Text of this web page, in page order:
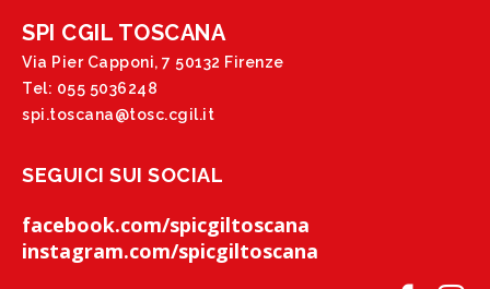
SPI CGIL TOSCANA
Via Pier Capponi, 7 50132 Firenze
Tel: 055 5036248
spi.toscana@tosc.cgil.it
SEGUICI SUI SOCIAL
facebook.com/spicgiltoscana
instagram.com/spicgiltoscana